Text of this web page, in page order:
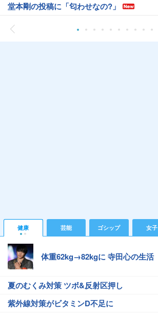
堂本剛の投稿に「匂わせなの?」
健康 芸能 ゴシップ 女子
体重62kg→82kgに 寺田心の生活
夏のむくみ対策 ツボ&反射区押し
紫外線対策がビタミンD不足に